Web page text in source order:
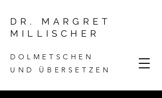
DR. MARGRET
MILLISCHER
DOLMETSCHEN
UND ÜBERSETZEN